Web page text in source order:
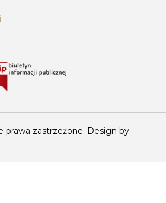
prawa zastrzeżone. Design by: